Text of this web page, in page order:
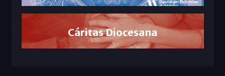
Cáritas Diocesana